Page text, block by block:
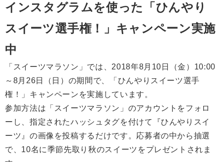
インスタグラムを使った「ひんやり
スイーツ選手権！」キャンペーン実施
中
「スイーツマラソン」では、2018年8月10日（金）10:00
～8月26日（日）の期間で、「ひんやりスイーツ選手
権！」キャンペーンを実施しています。
参加方法は「スイーツマラソン」のアカウントをフォロ
ーし、指定されたハッシュタグを付けて『ひんやりスイ
ーツ』の画像を投稿するだけです。応募者の中から抽選
で、10名に季節先取り秋のスイーツをプレゼントされま